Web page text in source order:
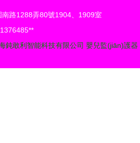
路1288弄80號1904、1909室
海鈍敢利智能科技有限公司 嬰兒監(jiān)護器